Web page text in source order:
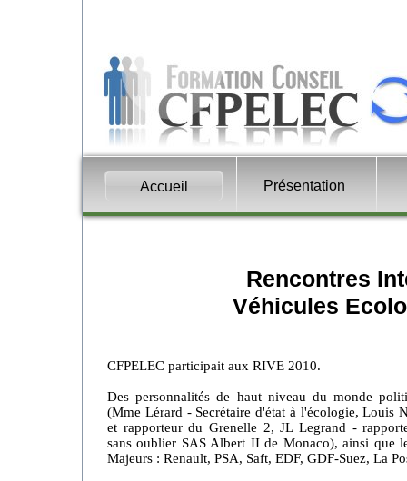
Rencontres
Véhicules
CFPELEC participait aux RIVE 2010.
Des personnalités de haut niveau du monde
(Mme Lérard - Secrétaire d'état à l'écologie, Louis
et rapporteur du Grenelle 2, JL Legrand -
sans oublier SAS Albert II de Monaco), ainsi que
Majeurs : Renault, PSA, Saft, EDF, GDF-Suez, La
Présentation
Accueil